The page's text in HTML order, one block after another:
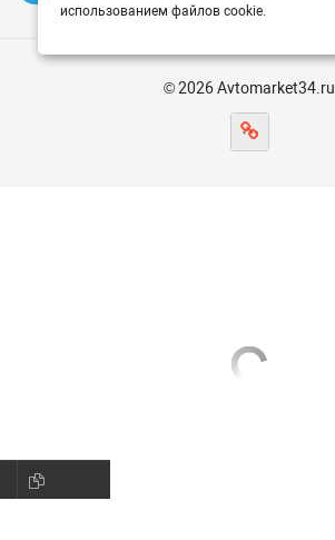
© 2026 Avtomarket34.ru
использованием файлов cookie.